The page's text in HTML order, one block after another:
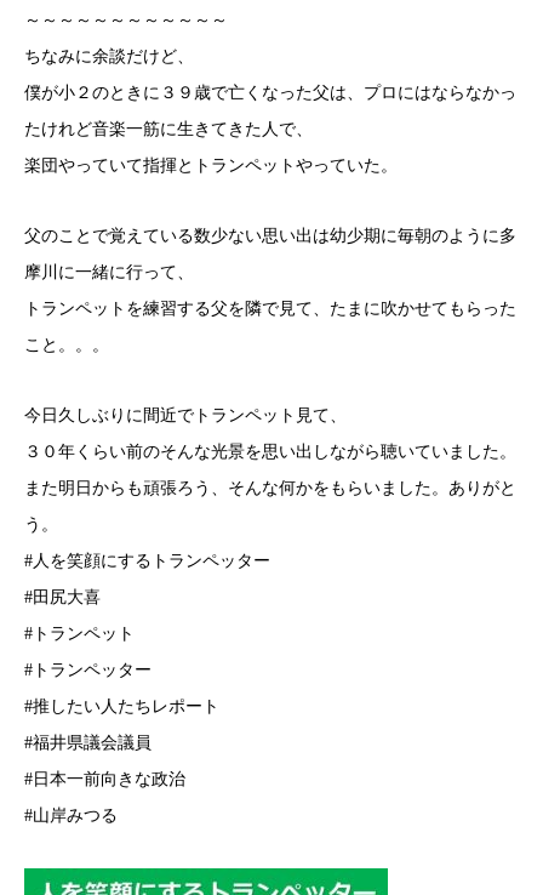
～～～～～～～～～～～～
ちなみに余談だけど、
僕が小２のときに３９歳で亡くなった父は、プロにはならなかっ
たけれど音楽一筋に生きてきた人で、
楽団やっていて指揮とトランペットやっていた。
父のことで覚えている数少ない思い出は幼少期に毎朝のように多
摩川に一緒に行って、
トランペットを練習する父を隣で見て、たまに吹かせてもらった
こと。。。
今日久しぶりに間近でトランペット見て、
３０年くらい前のそんな光景を思い出しながら聴いていました。
また明日からも頑張ろう、そんな何かをもらいました。ありがと
う。
#人を笑顔にするトランペッター
#田尻大喜
#トランペット
#トランペッター
#推したい人たちレポート
#福井県議会議員
#日本一前向きな政治
#山岸みつる